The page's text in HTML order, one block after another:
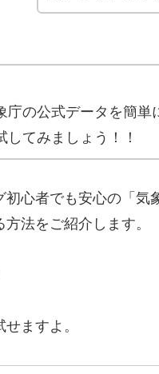
庁の公式データを簡単
してみましょう！！
心者でも安心の「
法をご紹介します。
ますよ。